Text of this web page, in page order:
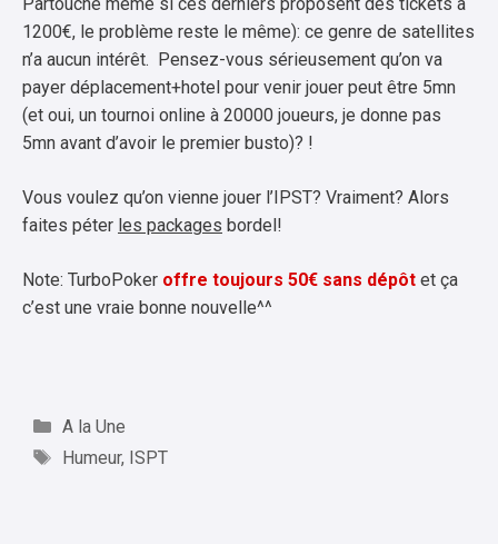
1200€, le problème reste le même): ce genre de satellites
n’a aucun intérêt. Pensez-vous sérieusement qu’on va
payer déplacement+hotel pour venir jouer peut être 5mn
(et oui, un tournoi online à 20000 joueurs, je donne pas
5mn avant d’avoir le premier busto)? !
Vous voulez qu’on vienne jouer l’IPST? Vraiment? Alors
faites péter les packages bordel!
Note: TurboPoker offre toujours 50€ sans dépôt et ça
c’est une vraie bonne nouvelle^^
Catégories
A la Une
Étiquettes
Humeur, ISPT